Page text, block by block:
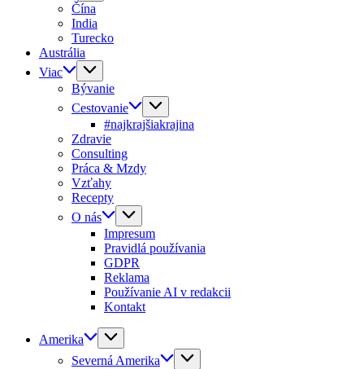
Čína
India
Turecko
Austrália
Viac
Bývanie
Cestovanie
#najkrajšiakrajina
Zdravie
Consulting
Práca & Mzdy
Vzťahy
Recepty
O nás
Impresum
Pravidlá používania
GDPR
Reklama
Používanie AI v redakcii
Kontakt
Amerika
Severná Amerika